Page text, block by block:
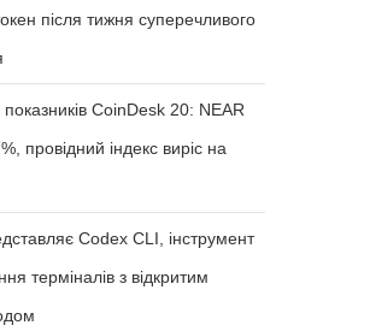
після тижня суперечливого
CoinDesk 20: NEAR
провідний індекс виріс на
Codex CLI, інструмент
терміналів з відкритим